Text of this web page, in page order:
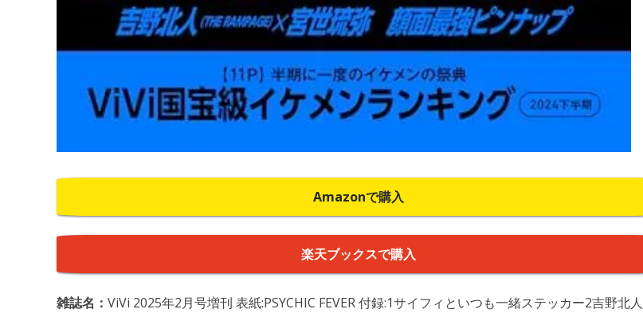
Amazonで購入
楽天ブックスで購入
雑誌名： ViVi 2025年2月号増刊 表紙:PSYCHIC FEVER 付録:1サイフィといつも一緒ステッカー2吉野北人